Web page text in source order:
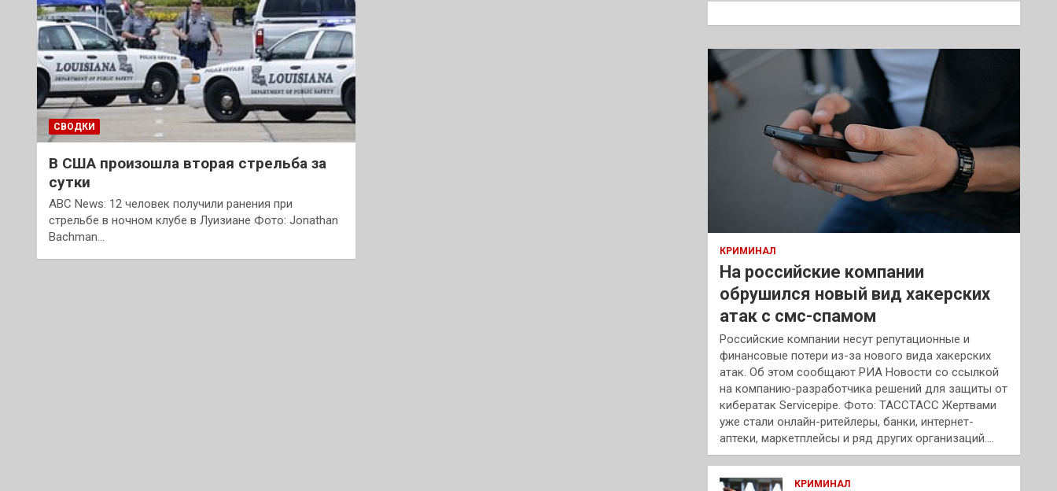
СВОДКИ
В США произошла вторая стрельба за
сутки
ABC News: 12 человек получили ранения при
стрельбе в ночном клубе в Луизиане Фото: Jonathan
Bachman…
к
КРИМИНАЛ
На российские компании
обрушился новый вид хакерских
атак с смс-спамом
Российские компании несут репутационные и
финансовые потери из-за нового вида хакерских
атак. Об этом сообщают РИА Новости со ссылкой
на компанию-разработчика решений для защиты от
кибератак Servicepipe. Фото: ТАССТАСС Жертвами
уже стали онлайн-ритейлеры, банки, интернет-
аптеки, маркетплейсы и ряд других организаций.…
КРИМИНАЛ